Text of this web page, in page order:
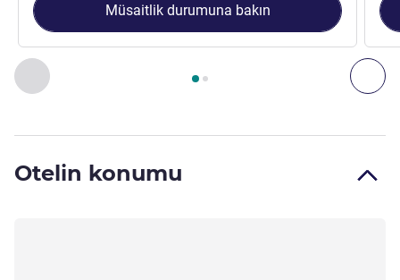
Önceki - Oda
Sayfa , Oda 1 : Standard room - Queen bed & a
Müsaitlik durumuna bakın
Otelin konumu